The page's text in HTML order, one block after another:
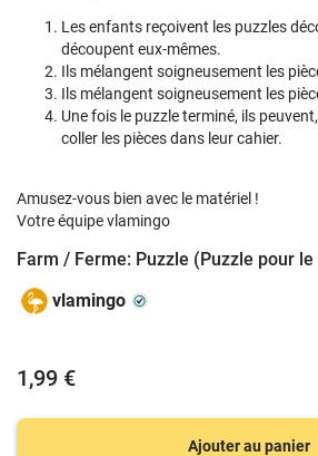
Les enfants reçoivent les puzzles
découpent eux-mêmes.
Ils mélangent soigneusement les
Ils mélangent soigneusement les
Une fois le puzzle terminé, ils
coller les pièces dans leur cahier.
Amusez-vous bien avec le matériel !
Votre équipe vlamingo
Farm / Ferme: Puzzle (Puzzle pour
vlamingo
1,99 €
Ajouter au panier